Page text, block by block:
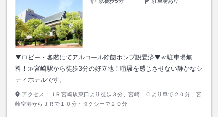
▼ロビー・各階にてアルコール除菌ポンプ設置済▼≪駐車場無
料！≫宮崎駅から徒歩3分の好立地！喧騒を感じさせない静かなシ
ティホテルです。
アクセス：
ＪＲ宮崎駅東口より徒歩３分、宮崎ＩＣより車で２０分、宮
崎空港からＪＲで１０分・タクシーで２０分